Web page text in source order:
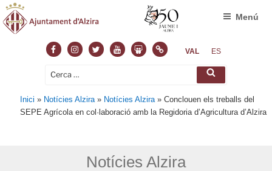
FacebookInstagram
TwitterYoutubeSlideshare
NormasVAL ES
Cerca: Cerca
Menú
Inici » Notícies Alzira » Notícies Alzira »Conclouen els treballs del
SEPE Agrícola en col·laboració amb la Regidoria d’Agricultura d’Alzira
Notícies Alzira